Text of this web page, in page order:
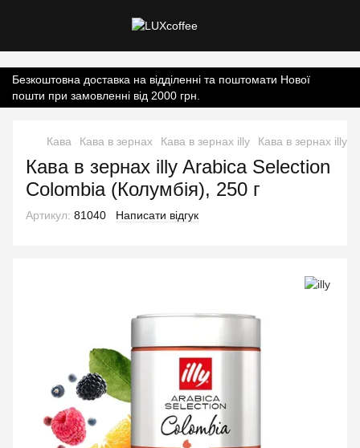
Безкоштовна доставка на відділенні та поштомати Нової
пошти при замовленні від 2000 грн.
Кава Кава в зернах Кава в зернах illy Кава в зернах illy
Кава в зернах illy Arabica Selection
Colombia (Колумбія), 250 г
Артикул: 81040 Написати відгук